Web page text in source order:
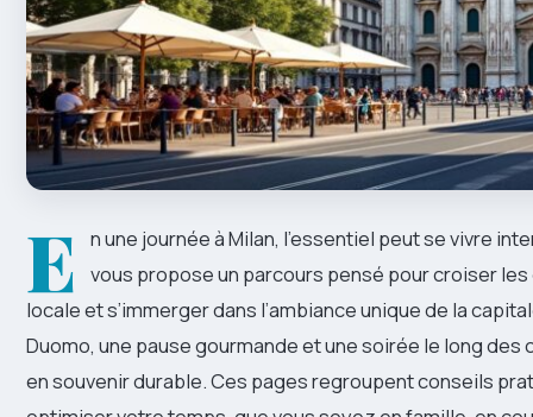
E
n une journée à Milan, l’essentiel peut se vivre
vous propose un parcours pensé pour croiser
locale et s’immerger dans l’ambiance unique de la
Duomo, une pause gourmande et une soirée le long
en souvenir durable. Ces pages regroupent conseils